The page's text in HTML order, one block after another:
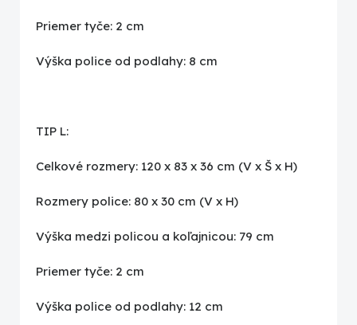
Priemer tyče: 2 cm
Výška police od podlahy: 8 cm
TIP L:
Celkové rozmery: 120 x 83 x 36 cm (V x Š x H)
Rozmery police: 80 x 30 cm (V x H)
Výška medzi policou a koľajnicou: 79 cm
Priemer tyče: 2 cm
Výška police od podlahy: 12 cm